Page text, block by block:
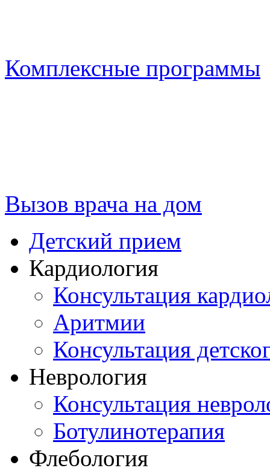
Комплексные программы
Вызов врача на дом
Детский прием
Кардиология
Консультация
Аритмии
Консультация
Неврология
Консультация
Ботулинотерапия
Флебология